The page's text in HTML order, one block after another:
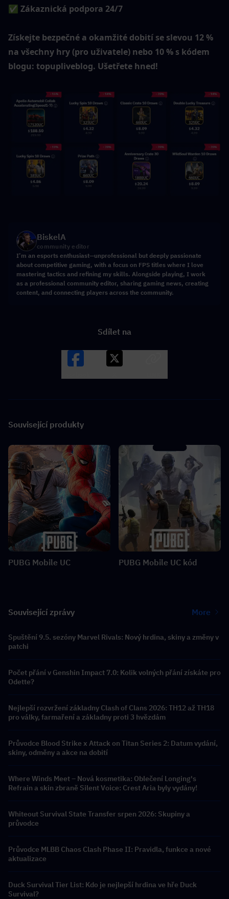
✅ Zákaznická podpora 24/7
Získejte bezpečné a okamžité dobití se slevou 12 %
na všechny hry (pro uživatele) nebo 10 % s kódem
blogu: topupliveblog. Ušetřete hned!
BiskelA
community editor
I’m an esports enthusiast—unprofessional but deeply passionate
about competitive gaming, with a focus on FPS titles where I love
mastering tactics and refining my skills. Alongside playing, I work
as a professional community editor, sharing gaming news, creating
content, and connecting players across the community.
Sdílet na
Související produkty
PUBG Mobile UC PUBG Mobile UC kód
Související zprávy More
Spuštění 9.5. sezóny Marvel Rivals: Nový hrdina, skiny a změny v
patchi
Počet přání v Genshin Impact 7.0: Kolik volných přání získáte pro
Odette?
Nejlepší rozvržení základny Clash of Clans 2026: TH12 až TH18
pro války, farmaření a základny proti 3 hvězdám
Průvodce Blood Strike x Attack on Titan Series 2: Datum vydání,
skiny, odměny a akce na dobití
Where Winds Meet – Nová kosmetika: Oblečení Longing's
Refrain a skin zbraně Silent Voice: Crest Aria byly vydány!
Whiteout Survival State Transfer srpen 2026: Skupiny a
průvodce
Průvodce MLBB Chaos Clash Phase II: Pravidla, funkce a nové
aktualizace
Duck Survival Tier List: Kdo je nejlepší hrdina ve hře Duck
Survival?